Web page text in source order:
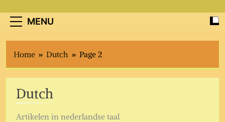
MENU
Home Dutch Page 2
Dutch
Artikelen in nederlandse taal